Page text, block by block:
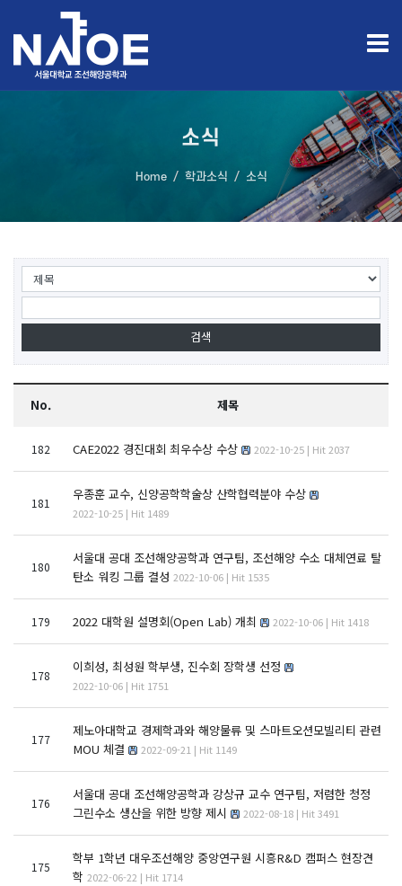
소식
Home 학과소식 소식
No. 제목
182 CAE2022 경진대회 최우수상 수상 2022-10-25 | Hit 2037
181
우종훈 교수, 신양공학학술상 산학협력분야 수상
2022-10-25 | Hit 1489
180
서울대 공대 조선해양공학과 연구팀, 조선해양 수소 대체연료 탈
탄소 워킹 그룹 결성 2022-10-06 | Hit 1535
179 2022 대학원 설명회(Open Lab) 개최 2022-10-06 | Hit 1418
178
이희성, 최성원 학부생, 진수회 장학생 선정
2022-10-06 | Hit 1751
177
제노아대학교 경제학과와 해양물류 및 스마트오션모빌리티 관련
MOU 체결
2022-09-21 | Hit 1149
176
서울대 공대 조선해양공학과 강상규 교수 연구팀, 저렴한 청정
그린수소 생산을 위한 방향 제시
2022-08-18 | Hit 3491
175
학부 1학년 대우조선해양 중앙연구원 시흥R&D 캠퍼스 현장견
학 2022-06-22 | Hit 1714